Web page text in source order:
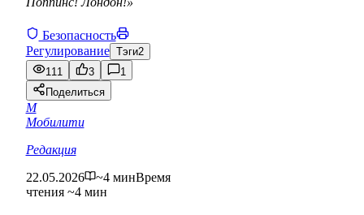
Безопасность
Регулирование Тэги2
111
3
1
Поделиться
М
Мобилити
Редакция
22.05.2026
~4 минВремя
чтения ~4 мин